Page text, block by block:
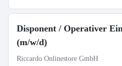
Disponent / Operativer
(m/w/d)
Riccardo Onlinestore GmbH